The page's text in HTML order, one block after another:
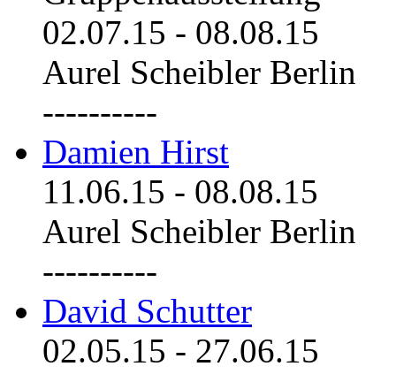
02.07.15 - 08.08.15
Aurel Scheibler Berlin
----------
Damien Hirst
11.06.15 - 08.08.15
Aurel Scheibler Berlin
----------
David Schutter
02.05.15 - 27.06.15